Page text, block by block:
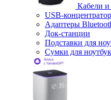
Кабели
USB-
Адаптеры
Док-станции
Подставки для
Сумки для